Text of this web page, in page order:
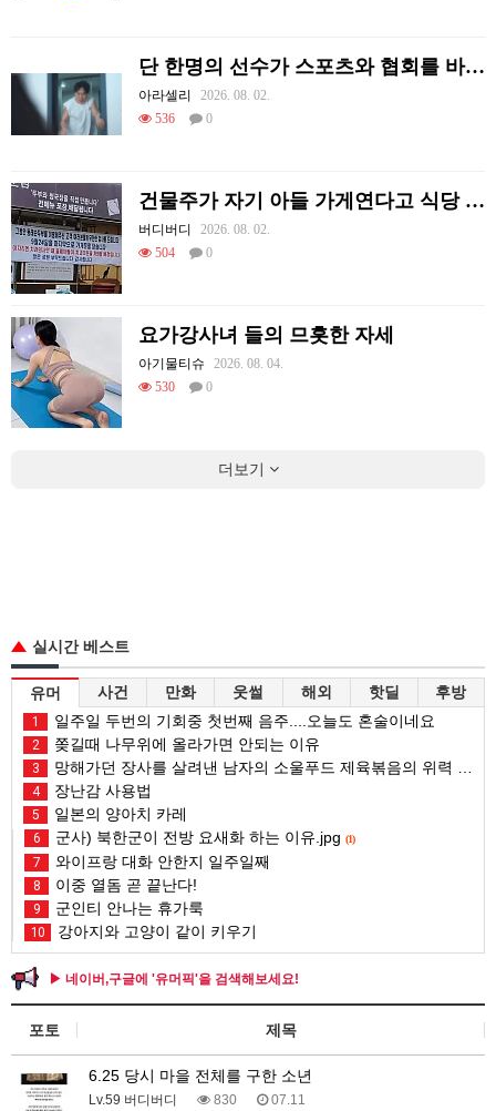
단 한명의 선수가 스포츠와 협회를 바꿔 버린 사례.jpg
아라셀리
2026. 08. 02.
536
0
건물주가 자기 아들 가게연다고 식당 폐업시킴
버디버디
2026. 08. 02.
504
0
요가강사녀 들의 므흣한 자세
아기물티슈
2026. 08. 04.
530
0
더보기
실시간 베스트
유머 사건 만화 웃썰 해외 핫딜 후방
1 일주일 두번의 기회중 첫번째 음주....오늘도 혼술이네요
2 쫒길때 나무위에 올라가면 안되는 이유
3 망해가던 장사를 살려낸 남자의 소울푸드 제육볶음의 위력 ㅋㅋ
4 장난감 사용법
5 일본의 양아치 카레
6 군사) 북한군이 전방 요새화 하는 이유.jpg (1)
7 와이프랑 대화 안한지 일주일째
8 이중 열돔 곧 끝난다!
9 군인티 안나는 휴가룩
10 강아지와 고양이 같이 키우기
▶ 네이버,구글에 '유머픽'을 검색해보세요!
포토 제목
6.25 당시 마을 전체를 구한 소년
Lv.59 버디버디 830 07.11